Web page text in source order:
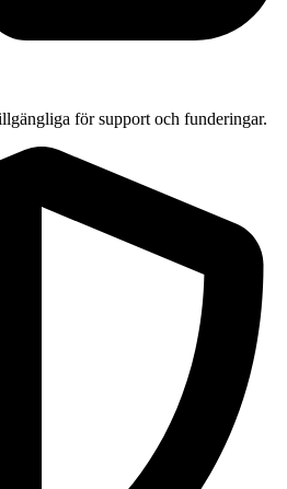
för support och funderingar.